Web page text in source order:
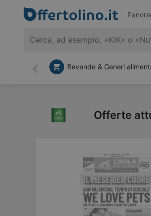
Indietro
Bevande & Generi
Offerte